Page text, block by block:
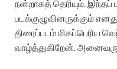
நன்றாகத் தெரியும்.
படக்குழுவினருக்கும்
திரைப்படம் மிகப்பெரிய
வாழ்த்துகிறேன்.